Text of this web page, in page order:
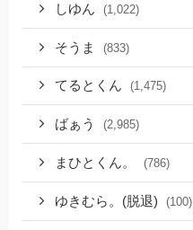
しゆん (1,022)
そうま (833)
てるとくん (1,475)
ばぁう (2,985)
まひとくん。 (786)
ゆきむら。(脱退) (100)